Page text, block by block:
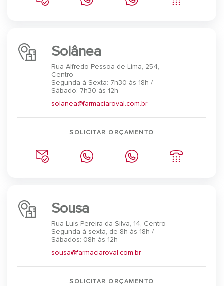
Solânea
Rua Alfredo Pessoa de Lima, 254,
Centro
Segunda à Sexta: 7h30 às 18h /
Sábado: 7h30 às 12h
solanea@farmaciaroval.com.br
SOLICITAR ORÇAMENTO
Sousa
Rua Luis Pereira da Silva, 14, Centro
Segunda à sexta, de 8h às 18h /
Sábados: 08h às 12h
sousa@farmaciaroval.com.br
SOLICITAR ORÇAMENTO